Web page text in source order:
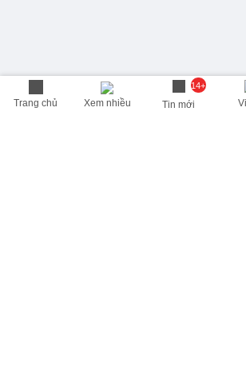
Trang chủ Xem nhiều
14+
Tin mới